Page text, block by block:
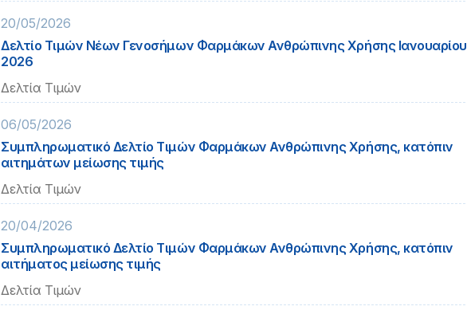
20/05/2026
Δελτίο Τιμών Νέων Γενοσήμων Φαρμάκων Ανθρώπινης Χρήσης Ιανουαρίου
2026
Δελτία Τιμών
06/05/2026
Συμπληρωματικό Δελτίο Τιμών Φαρμάκων Ανθρώπινης Χρήσης, κατόπιν
αιτημάτων μείωσης τιμής
Δελτία Τιμών
20/04/2026
Συμπληρωματικό Δελτίο Τιμών Φαρμάκων Ανθρώπινης Χρήσης, κατόπιν
αιτήματος μείωσης τιμής
Δελτία Τιμών